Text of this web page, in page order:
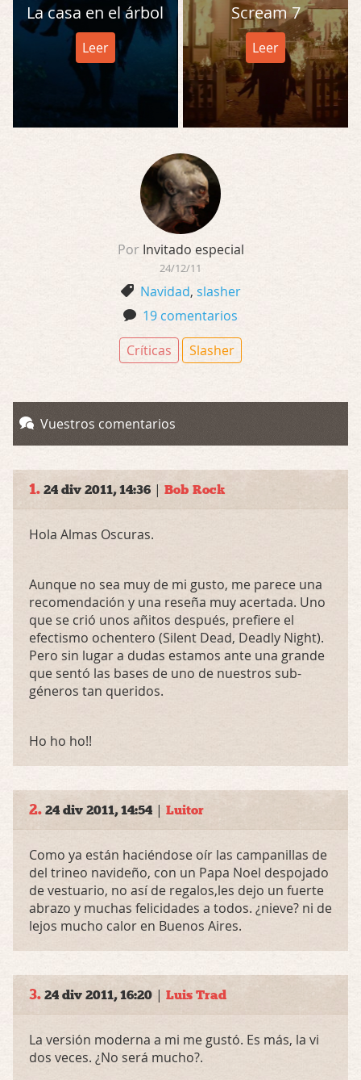
La casa en el árbol
Leer
Scream 7
Leer
PorInvitado especial
24/12/11
Navidad, slasher
19 comentarios
Críticas
Slasher
Vuestros comentarios
1. 24 div 2011, 14:36 | Bob Rock
Hola Almas Oscuras.
Aunque no sea muy de mi gusto, me parece una
recomendación y una reseña muy acertada. Uno
que se crió unos añitos después, prefiere el
efectismo ochentero (Silent Dead, Deadly Night).
Pero sin lugar a dudas estamos ante una grande
que sentó las bases de uno de nuestros sub-
géneros tan queridos.
Ho ho ho!!
2. 24 div 2011, 14:54 | Luitor
Como ya están haciéndose oír las campanillas de
del trineo navideño, con un Papa Noel despojado
de vestuario, no así de regalos,les dejo un fuerte
abrazo y muchas felicidades a todos. ¿nieve? ni de
lejos mucho calor en Buenos Aires.
3. 24 div 2011, 16:20 | Luis Trad
La versión moderna a mi me gustó. Es más, la vi
dos veces. ¿No será mucho?.